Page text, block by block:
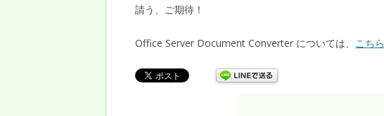
請う、ご期待！
Office Server Document Converter については、 こちら